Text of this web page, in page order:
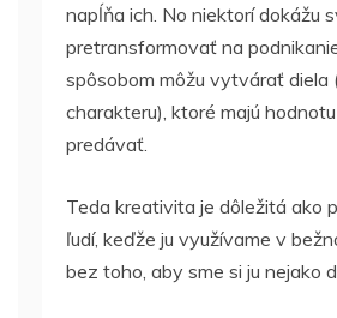
napĺňa ich. No niektorí dokážu
pretransformovať na
spôsobom môžu vytvárať diela
charakteru), ktoré majú
predávať.
Teda kreativita je dôležitá ako
ľudí, keďže ju využívame v
bez toho, aby sme si ju nejako